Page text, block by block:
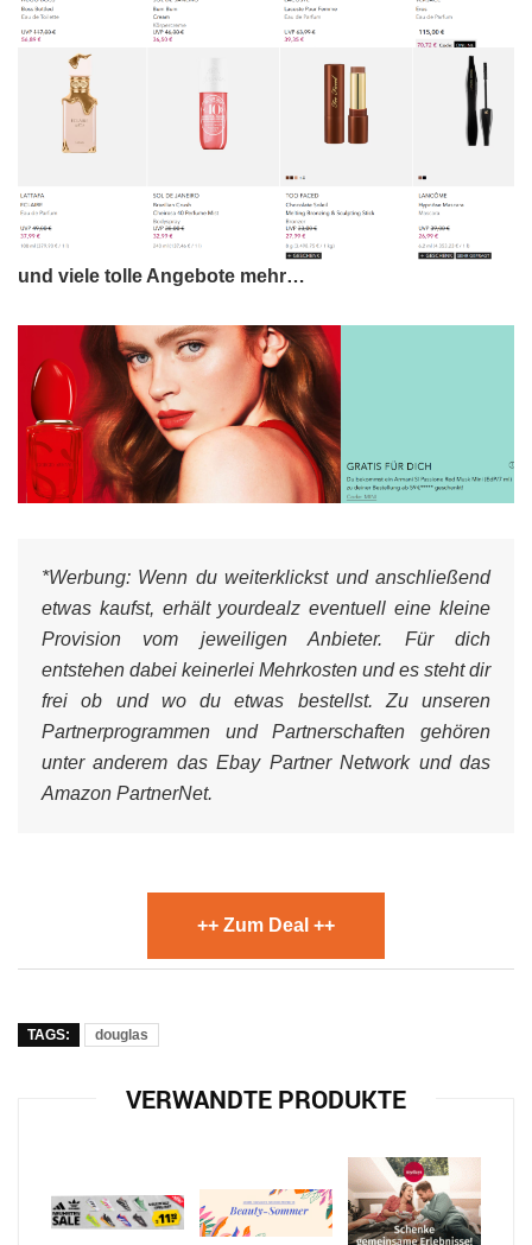
und viele tolle Angebote mehr…
*Werbung: Wenn du weiterklickst und anschließend
etwas kaufst, erhält yourdealz eventuell eine kleine
Provision vom jeweiligen Anbieter. Für dich
entstehen dabei keinerlei Mehrkosten und es steht dir
frei ob und wo du etwas bestellst. Zu unseren
Partnerprogrammen und Partnerschaften gehören
unter anderem das Ebay Partner Network und das
Amazon PartnerNet.
++ Zum Deal ++
TAGS: douglas
VERWANDTE PRODUKTE